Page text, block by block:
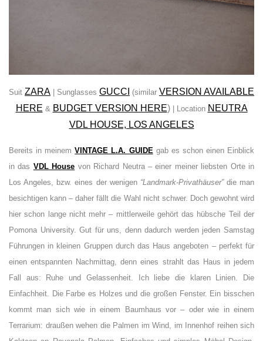
Suit ZARA | Sunglasses GUCCI (similar VERSION AVAILABLE
HERE & BUDGET VERSION HERE) | Location NEUTRA
VDL HOUSE, LOS ANGELES
Bereits in meinemVINTAGE L.A. GUIDE gab es schon einen Einblick
in das VDL House von Richard Neutra – einer meiner liebsten Orte in
Los Angeles, bzw. eines der wenigen “Landmark-Privathäuser”die man
besichtigen kann – daher fällt die Wahl nicht schwer. Doch gewohnt wird
hier schon lange nicht mehr – mittlerweile gehört das hübsche Teil der
Pomona University. Gut für uns, denn dadurch werden jeden Samstag
Führungen in kleinen Gruppen durch das Haus angeboten – perfekt für
einen entspannten Nachmittag, denn eines strahlt das Haus in jedem
Fall aus: Ruhe und Gelassenheit. Ich liebe die klaren Linien. Die
Einfachheit. Die Farbe es Holzes und die großen Fenster. Ein bisschen
kommt man sich wie in einem Baumhaus vor – oder wie in einem
Terrarium: draußen wehen die Palmen im Wind, im Innenhof reihen sich